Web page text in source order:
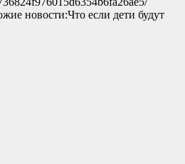
новости:Что если дети будут